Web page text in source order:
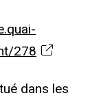
278
dans les